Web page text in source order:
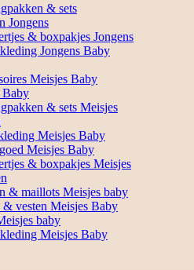
& sets
Jongens
& boxpakjes Jongens
Jongens Baby
Meisjes Baby
Baby
& sets Meisjes
Meisjes Baby
Meisjes Baby
& boxpakjes Meisjes
& maillots Meisjes baby
& vesten Meisjes Baby
baby
Meisjes Baby